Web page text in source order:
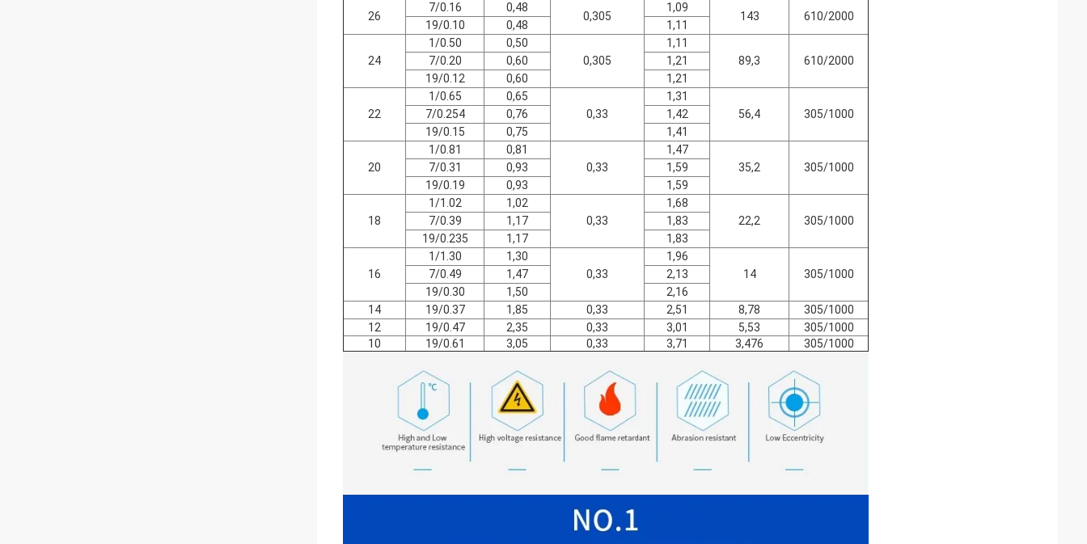
26
7/0.16 0,48
0,305
1,09
143 610/2000
19/0.10 0,48 1,11
24
1/0.50
0,50
0,305
1,11
89,3
610/2000
7/0.20 0,60
1,21
19/0.12
0,60 1,21
22
1/0.65
0,65
0,33
1,31
56,4
305/1000
7/0.254 0,76
1,42
19/0.15
0,75 1,41
20
1/0.81
0,81
0,33
1,47
35,2
305/1000
7/0.31 0,93
1,59
19/0.19
0,93 1,59
18
1/1.02
1,02
0,33
1,68
22,2
305/1000
7/0.39 1,17
1,83
19/0.235
1,17 1,83
16
1/1.30
1,30
0,33
1,96
14
305/1000
7/0.49 1,47
2,13
19/0.30
1,50
2,16
14
19/0.37 1,85 0,33 2,51 8,78
305/1000
12
19/0.47 2,35 0,33 3,01 5,53
305/1000
10
19/0.61 3,05 0,33 3,71 3,476 305/1000